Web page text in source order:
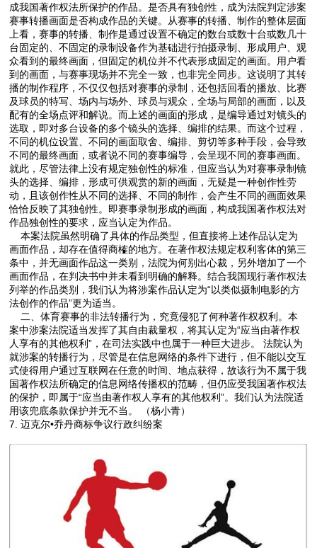
成我国著作权法所保护的作品。是否具有独创性，成为法院判定涉案
赛事转播画面是否构成作品的关键。从赛事的转播、制作的整体层面
上看，赛事的转播、制作是通过设置不确定的数台或数十台或数几十
台固定的、不固定的录制设备作为基础进行拍摄录制、形成用户、观
众看到的最终画面，但固定的机位并不代表形成固定的画面。用户看
到的画面，与赛事现场并不完全一致，也非完全同步。这说明了其转
播的制作程序，不仅仅包括对赛事的录制，还包括回看的播放、比赛
及球员的特写、场内与场外、球员与观众，全场与局部的画面，以及
配有的全场点评和解说。而上述的画面的形成，是编导通过对镜头的
选取，即对多台设备的多个镜头的选择、编排的结果。而这个过程，
不同的机位设置、不同的画面取舍、编排、剪切等多种手段，会导致
不同的最终画面，或者说不同的赛事编导，会呈现不同的赛事画面。
就此，尽管法律上没有规定独创性的标准，但应当认为对赛事录制镜
头的选择、编排，形成可供观赏的新的画面，无疑是一种创作性劳
动，且该创作性从不同的选择、不同的制作，会产生不同的画面效果
恰恰反映了其独创性。即赛事录制形成的画面，构成我国著作权法对
作品独创性的要求，应当认定为作品。
本案法院虽然明确了具体的作品类型，但直接将上述作品认定为
画面作品，却存在值得商榷的地方。在著作权法规定权利客体的第三
条中，并无画面作品这一类别，法院为何别出心裁，另外增加了一个
画面作品，在判决书中并未看到明确的解释。结合我国现行著作权法
列举的作品类别，我们认为将涉案作品认定为“以类似摄制电影的方
法创作的作品”更为适当。
二、体育赛事的非法转播行为，究竟侵犯了何种著作权权利。本
案中涉案法院适当发挥了其自由裁量权，将其认定为“应当由著作权
人享有的其他权利”，在司法实践中也属于一种巨大进步。 法院认为
就涉案的转播行为，尽管是在信息网络的条件下进行，但不能以交互
式使得用户通过互联网在任意的时间、地点获得，故该行为不属于我
国著作权法所确定的信息网络传播权的范畴，但仍应受我国著作权法
的保护，即属于“应当由著作权人享有的其他权利”。我们认为法院适
用该兜底条款保护并无不当。 （杨小青）
7. 迈克尔•乔丹商标争议行政纠纷案